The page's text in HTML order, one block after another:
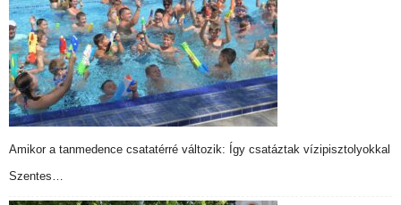
Amikor a tanmedence csatatérré változik: Így csatáztak vízipisztolyokkal
Szentes…